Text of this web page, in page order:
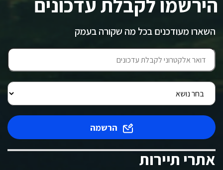
השארו מעודכנים בכל מה שקורה בעמק
הרשמה
אתרי תיירות